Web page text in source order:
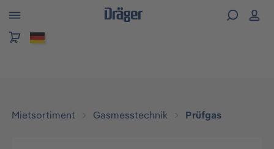
springen
Mietsortiment Gasmesstechnik Prüfgas